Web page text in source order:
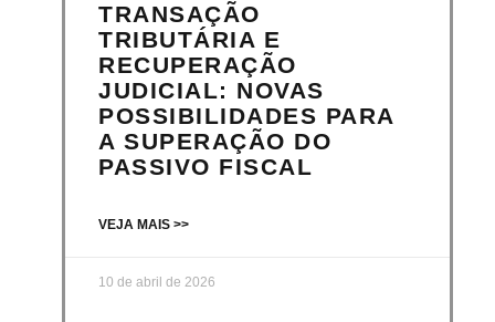
TRANSAÇÃO
TRIBUTÁRIA E
RECUPERAÇÃO
JUDICIAL: NOVAS
POSSIBILIDADES PARA
A SUPERAÇÃO DO
PASSIVO FISCAL
VEJA MAIS >>
10 de abril de 2026